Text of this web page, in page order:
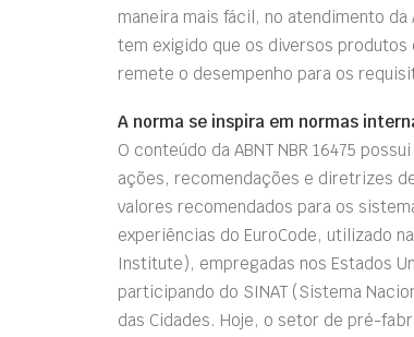
maneira mais fácil, no atendimento da
tem exigido que os diversos
remete o desempenho para os
A norma se inspira em normas
O conteúdo da ABNT NBR 16475
ações, recomendações e diretrizes
valores recomendados para os
experiências do EuroCode, utilizado
Institute), empregadas nos Estados
participando do SINAT (Sistema
das Cidades. Hoje, o setor de pré-